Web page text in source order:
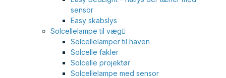
sensor
Easy skabslys
Solcellelampe til væg
Solcellelamper til haven
Solcelle fakler
Solcelle projektør
Solcellelampe med sensor